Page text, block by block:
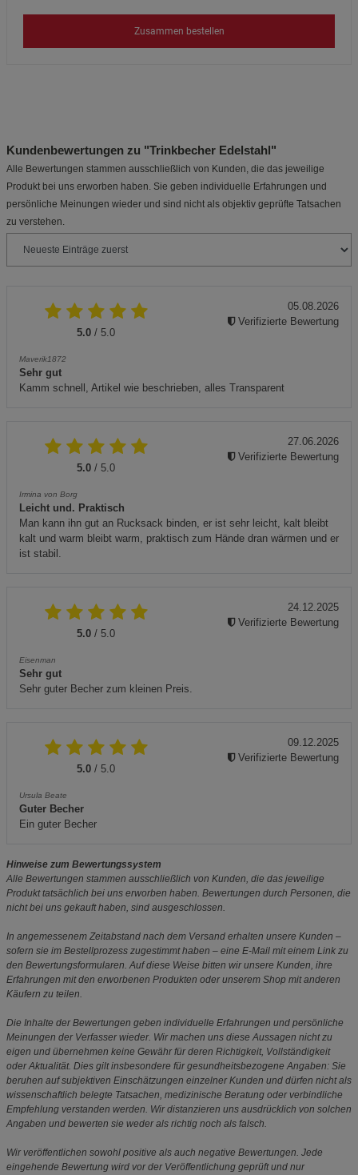
Zusammen bestellen
Kundenbewertungen zu "Trinkbecher Edelstahl"
Alle Bewertungen stammen ausschließlich von Kunden, die das jeweilige
Produkt bei uns erworben haben. Sie geben individuelle Erfahrungen und
persönliche Meinungen wieder und sind nicht als objektiv geprüfte Tatsachen
zu verstehen.
5.0 / 5.0
Maverik1872
Sehr gut
Kamm schnell, Artikel wie beschrieben, alles Transparent
05.08.2026
Verifizierte Bewertung
5.0 / 5.0
Irmina von Borg
Leicht und. Praktisch
Man kann ihn gut an Rucksack binden, er ist sehr leicht, kalt bleibt
kalt und warm bleibt warm, praktisch zum Hände dran wärmen und er
ist stabil.
27.06.2026
Verifizierte Bewertung
5.0 / 5.0
Eisenman
Sehr gut
Sehr guter Becher zum kleinen Preis.
24.12.2025
Verifizierte Bewertung
5.0 / 5.0
Ursula Beate
Guter Becher
Ein guter Becher
09.12.2025
Verifizierte Bewertung
Hinweise zum Bewertungssystem
Alle Bewertungen stammen ausschließlich von Kunden, die das jeweilige
Produkt tatsächlich bei uns erworben haben. Bewertungen durch Personen, die
nicht bei uns gekauft haben, sind ausgeschlossen.
In angemessenem Zeitabstand nach dem Versand erhalten unsere Kunden –
sofern sie im Bestellprozess zugestimmt haben – eine E-Mail mit einem Link zu
den Bewertungsformularen. Auf diese Weise bitten wir unsere Kunden, ihre
Erfahrungen mit den erworbenen Produkten oder unserem Shop mit anderen
Käufern zu teilen.
Die Inhalte der Bewertungen geben individuelle Erfahrungen und persönliche
Meinungen der Verfasser wieder. Wir machen uns diese Aussagen nicht zu
eigen und übernehmen keine Gewähr für deren Richtigkeit, Vollständigkeit
oder Aktualität. Dies gilt insbesondere für gesundheitsbezogene Angaben: Sie
beruhen auf subjektiven Einschätzungen einzelner Kunden und dürfen nicht als
wissenschaftlich belegte Tatsachen, medizinische Beratung oder verbindliche
Empfehlung verstanden werden. Wir distanzieren uns ausdrücklich von solchen
Angaben und bewerten sie weder als richtig noch als falsch.
Wir veröffentlichen sowohl positive als auch negative Bewertungen. Jede
eingehende Bewertung wird vor der Veröffentlichung geprüft und nur